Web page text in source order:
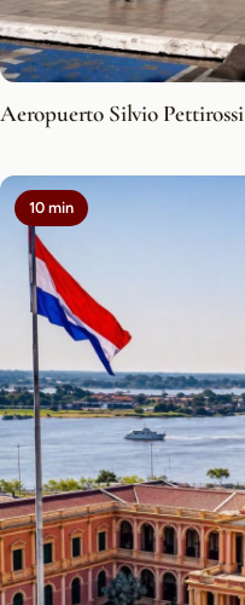
Aeropuerto Silvio Pettirossi
10 min